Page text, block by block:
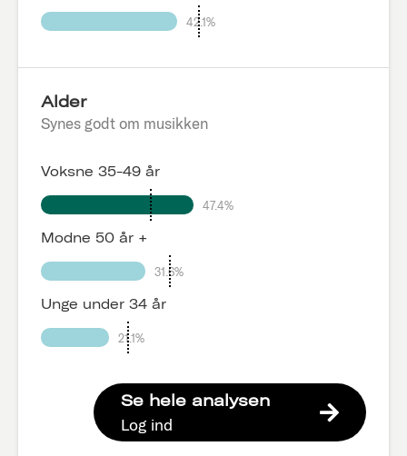
42.1%
Alder
Synes godt om musikken
Voksne 35-49 år
47.4%
Modne 50 år +
31.6%
Unge under 34 år
21.1%
Se hele analysen
Log ind